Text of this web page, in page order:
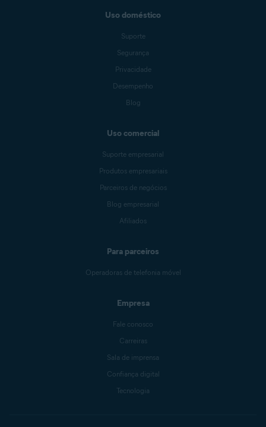
Uso doméstico
Suporte
Segurança
Privacidade
Desempenho
Blog
Uso comercial
Suporte empresarial
Produtos empresariais
Parceiros de negócios
Blog empresarial
Afiliados
Para parceiros
Operadoras de telefonia móvel
Empresa
Fale conosco
Carreiras
Sala de imprensa
Confiança digital
Tecnologia